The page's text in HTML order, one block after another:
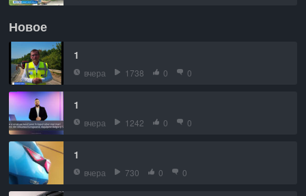
Новое
1
вчера 1738 0 0
1
вчера 1242 0 0
1
вчера 730 0 0